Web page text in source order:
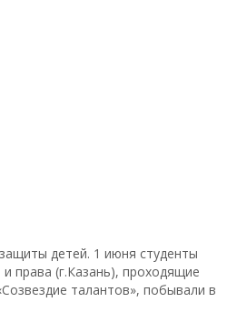
детей. 1 июня студенты
права (г.Казань), проходящие
талантов», побывали в